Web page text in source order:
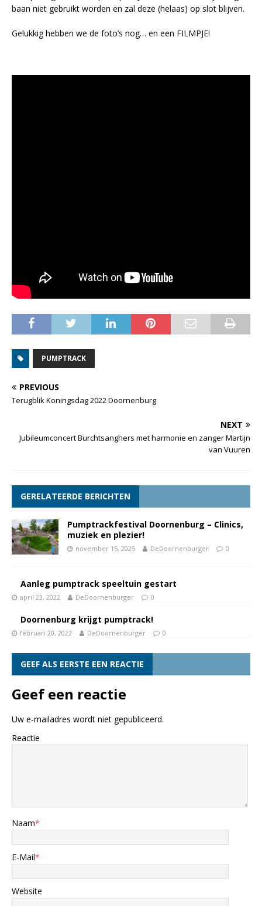
baan niet gebruikt worden en zal deze (helaas) op slot blijven.
Gelukkig hebben we de foto’s nog… en een FILMPJE!
PUMPTRACK
PREVIOUS
Terugblik Koningsdag 2022 Doornenburg
NEXT
Jubileumconcert Burchtsanghers met harmonie en zanger Martijn
van Vuuren
GERELATEERDE BERICHTEN
Pumptrackfestival Doornenburg – Clinics,
muziek en plezier!
november 15, 2025 DeDoornenburger 0
Aanleg pumptrack speeltuin gestart
april 23, 2022 DeDoornenburger 0
Doornenburg krijgt pumptrack!
februari 20, 2022 DeDoornenburger 0
GEEF ALS EERSTE EEN REACTIE
Geef een reactie
Uw e-mailadres wordt niet gepubliceerd.
Reactie
Naam*
E-Mail*
Website